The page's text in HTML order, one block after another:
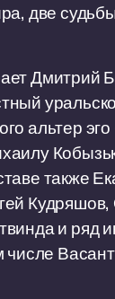
две
Дмитрий
альтер
также
Кудряшов,
и ряд
числе